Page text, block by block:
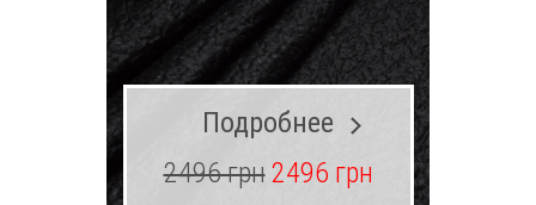
Подробнее
2496 грн2496 грн